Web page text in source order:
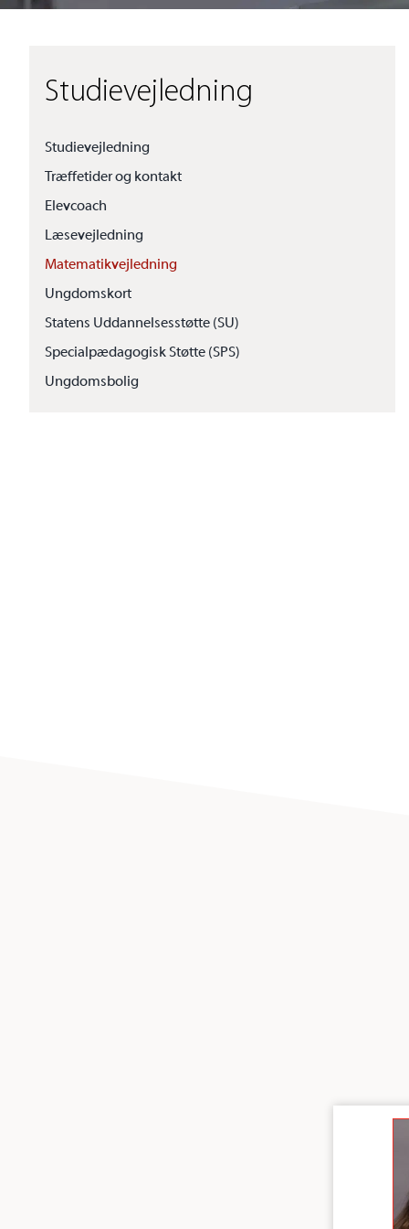
Studievejledning
Studievejledning
Træffetider og kontakt
Elevcoach
Læsevejledning
Matematikvejledning
Ungdomskort
Statens Uddannelsesstøtte (SU)
Specialpædagogisk Støtte (SPS)
Ungdomsbolig